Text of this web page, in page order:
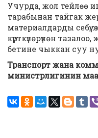
Учурда, жол тейлөө
тарабынан тайгак
материалдарды себүү,
күрткүлөрүнөн
бетине чыккан суу
Транспорт жана
министрлигинин